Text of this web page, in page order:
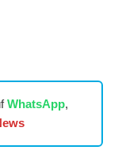
WhatsApp,